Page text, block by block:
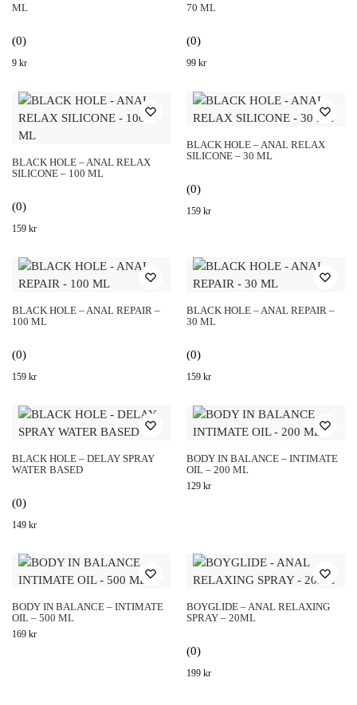
ML
(0)
9 kr
70 ML
(0)
99 kr
BLACK HOLE – ANAL RELAX
SILICONE – 100 ML
(0)
159 kr
BLACK HOLE – ANAL RELAX
SILICONE – 30 ML
(0)
159 kr
BLACK HOLE – ANAL REPAIR –
100 ML
(0)
159 kr
BLACK HOLE – ANAL REPAIR –
30 ML
(0)
159 kr
BLACK HOLE – DELAY SPRAY
WATER BASED
(0)
149 kr
BODY IN BALANCE – INTIMATE
OIL – 200 ML
129 kr
BODY IN BALANCE – INTIMATE
OIL – 500 ML
169 kr
BOYGLIDE – ANAL RELAXING
SPRAY – 20ML
(0)
199 kr